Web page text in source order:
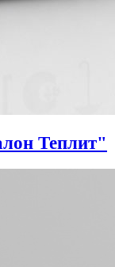
Теплит"